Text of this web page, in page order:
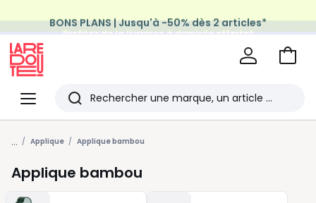
Profitez de la livraison à domicile offerte*
sur tous vos achats Mode & Maison
Menu
Redoute
Rechercher
Les
derniers
articles
consultés
Aller
... Applique Applique bambou
Applique bambou